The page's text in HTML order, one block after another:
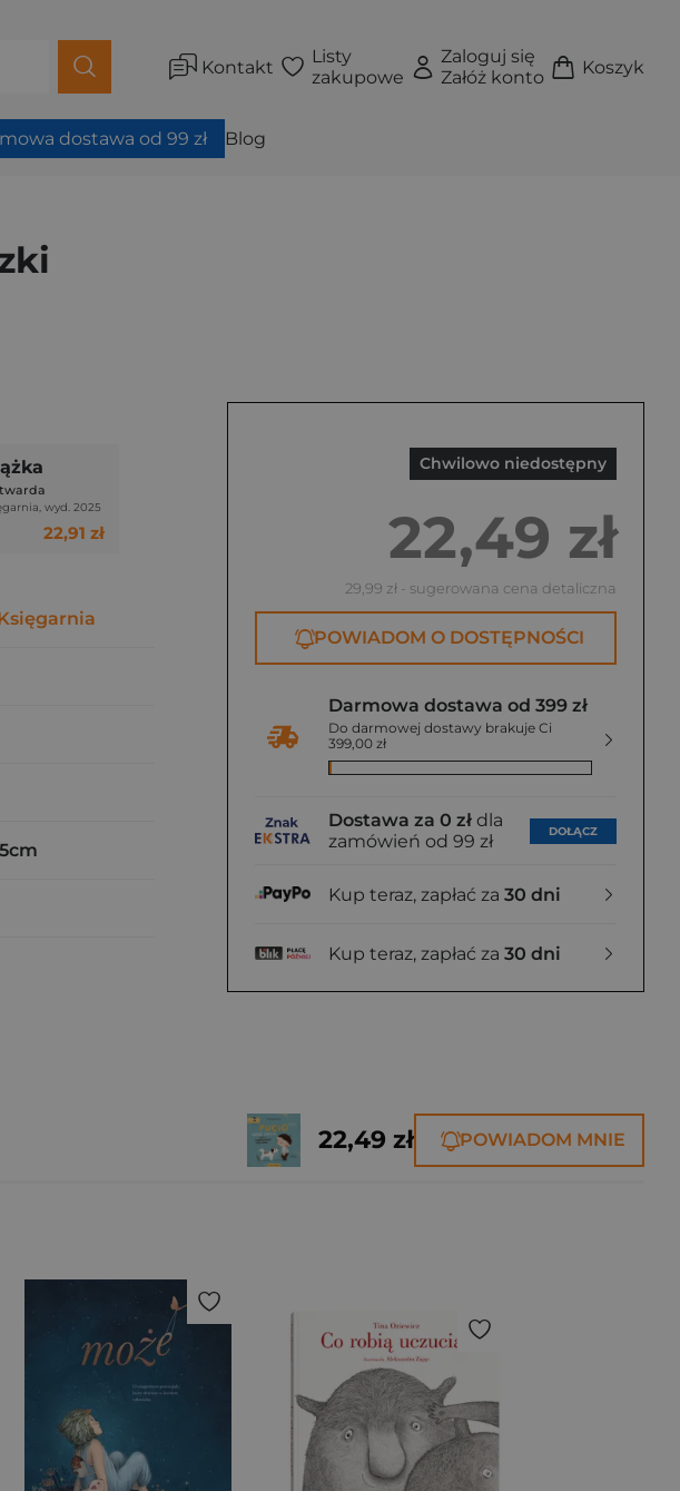
Kontakt
Listy
zakupowe
Zaloguj się
Załóż konto
Koszyk
dostawa od 99 zł Blog
Chwilowo niedostępny
22,49 zł
29,99 zł - sugerowana cena detaliczna
POWIADOM O DOSTĘPNOŚCI
Darmowa dostawa od 399 zł
Do darmowej dostawy brakuje Ci
399,00 zł
Dostawa za 0 zł dla
zamówień od 99 zł
DOŁĄCZ
Kup teraz, zapłać za 30 dni
Kup teraz, zapłać za 30 dni
wyd. 2025
22,91 zł
22,49 zł POWIADOM MNIE